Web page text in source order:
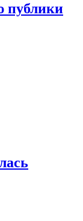
публики